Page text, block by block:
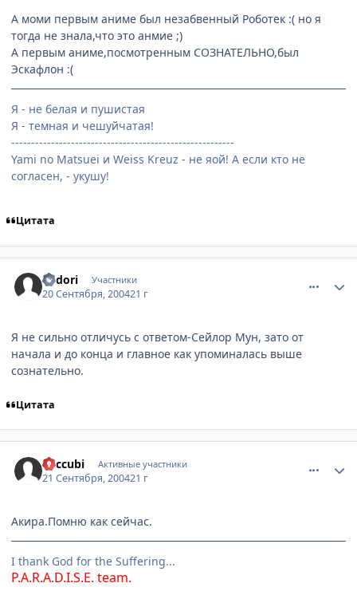
А моми первым аниме был незабвенный Роботек :( но я
тогда не знала,что это анмие ;)
А первым аниме,посмотренным СОЗНАТЕЛЬНО,был
Эскафлон :(
Я - не белая и пушистая
Я - темная и чешуйчатая!
--------------------------------------------------------
Yami no Matsuei и Weiss Kreuz - не яой! А если кто не
согласен, - укушу!
Цитата
Midori Участники
20 Сентября, 200421 г
Я не сильно отличусь с ответом-Сейлор Мун, зато от
начала и до конца и главное как упоминалась выше
сознательно.
Цитата
Succubi Активные участники
21 Сентября, 200421 г
Акира.Помню как сейчас.
I thank God for the Suffering...
P.A.R.A.D.I.S.E. team.